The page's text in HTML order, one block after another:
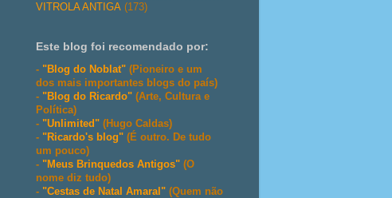
VITROLA ANTIGA (173)
Este blog foi recomendado por:
- "Blog do Noblat" (Pioneiro e um
dos mais importantes blogs do país)
- "Blog do Ricardo" (Arte, Cultura e
Política)
- "Unlimited" (Hugo Caldas)
- "Ricardo's blog" (É outro. De tudo
um pouco)
- "Meus Brinquedos Antigos" (O
nome diz tudo)
- "Cestas de Natal Amaral" (Quem não